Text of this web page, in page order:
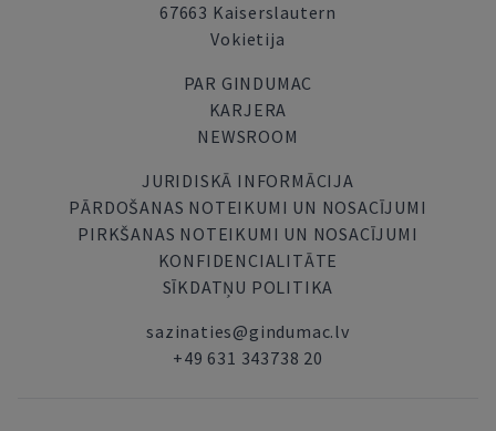
67663 Kaiserslautern
Vokietija
PAR GINDUMAC
KARJERA
NEWSROOM
JURIDISKĀ INFORMĀCIJA
PĀRDOŠANAS NOTEIKUMI UN NOSACĪJUMI
PIRKŠANAS NOTEIKUMI UN NOSACĪJUMI
KONFIDENCIALITĀTE
SĪKDATŅU POLITIKA
sazinaties@gindumac.lv
+49 631 343738 20